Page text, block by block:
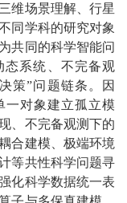
维场景理解、行星
同学科的研究对象
共同的科学智能问
态系统、不完备观
策”问题链条。因
一对象建立孤立模
、不完备观测下的
合建模、极端环境
等共性科学问题寻
化科学数据统一表